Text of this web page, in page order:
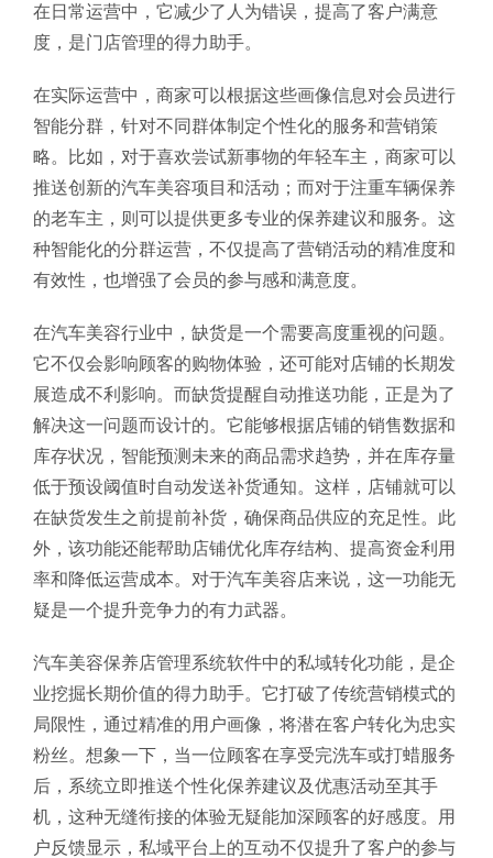
在日常运营中，它减少了人为错误，提高了客户满意
度，是门店管理的得力助手。
在实际运营中，商家可以根据这些画像信息对会员进行
智能分群，针对不同群体制定个性化的服务和营销策
略。比如，对于喜欢尝试新事物的年轻车主，商家可以
推送创新的汽车美容项目和活动；而对于注重车辆保养
的老车主，则可以提供更多专业的保养建议和服务。这
种智能化的分群运营，不仅提高了营销活动的精准度和
有效性，也增强了会员的参与感和满意度。
在汽车美容行业中，缺货是一个需要高度重视的问题。
它不仅会影响顾客的购物体验，还可能对店铺的长期发
展造成不利影响。而缺货提醒自动推送功能，正是为了
解决这一问题而设计的。它能够根据店铺的销售数据和
库存状况，智能预测未来的商品需求趋势，并在库存量
低于预设阈值时自动发送补货通知。这样，店铺就可以
在缺货发生之前提前补货，确保商品供应的充足性。此
外，该功能还能帮助店铺优化库存结构、提高资金利用
率和降低运营成本。对于汽车美容店来说，这一功能无
疑是一个提升竞争力的有力武器。
汽车美容保养店管理系统软件中的私域转化功能，是企
业挖掘长期价值的得力助手。它打破了传统营销模式的
局限性，通过精准的用户画像，将潜在客户转化为忠实
粉丝。想象一下，当一位顾客在享受完洗车或打蜡服务
后，系统立即推送个性化保养建议及优惠活动至其手
机，这种无缝衔接的体验无疑能加深顾客的好感度。用
户反馈显示，私域平台上的互动不仅提升了客户的参与